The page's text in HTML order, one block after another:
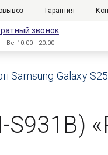
Гарантия
звонок
Вс 10:00 - 20:00
Samsung Galaxy